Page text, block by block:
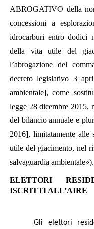
ABROGATIVO della
concessioni a
idrocarburi entro dodici
della vita utile del
l’abrogazione del
decreto legislativo 3
ambientale], come
legge 28 dicembre 2015,
del bilancio annuale e
2016], limitatamente alle
utile del giacimento, nel
salvaguardia ambientale»).
ELETTORI
ISCRITTI ALL’AIRE
Gli elettori